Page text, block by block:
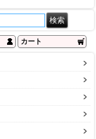
カート